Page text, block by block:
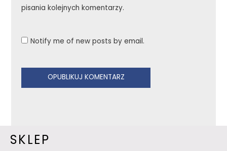
pisania kolejnych komentarzy.
Notify me of new posts by email.
SKLEP